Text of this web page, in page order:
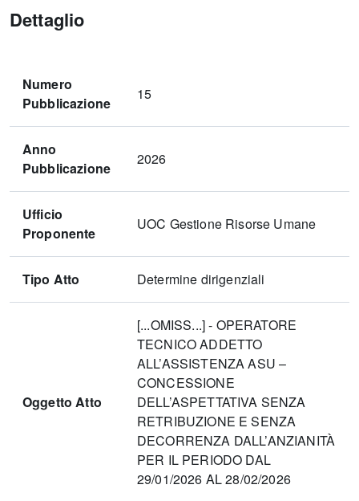
Dettaglio
Numero
Pubblicazione
15
Anno
Pubblicazione
2026
Ufficio
Proponente
UOC Gestione Risorse Umane
Tipo Atto Determine dirigenziali
Oggetto Atto
[...OMISS...] - OPERATORE
TECNICO ADDETTO
ALL’ASSISTENZA ASU –
CONCESSIONE
DELL’ASPETTATIVA SENZA
RETRIBUZIONE E SENZA
DECORRENZA DALL’ANZIANITÀ
PER IL PERIODO DAL
29/01/2026 AL 28/02/2026